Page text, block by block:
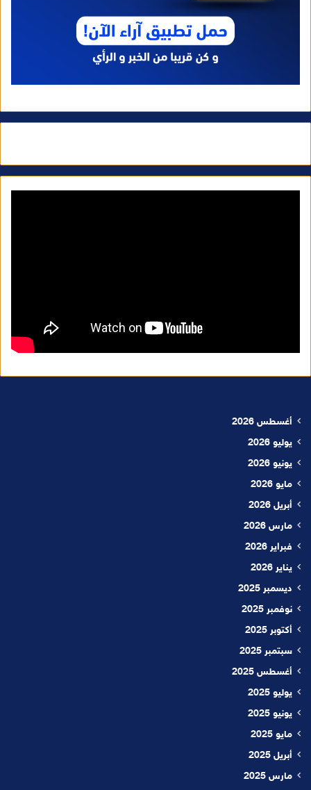
أغسطس 2026
يوليو 2026
يونيو 2026
مايو 2026
أبريل 2026
مارس 2026
فبراير 2026
يناير 2026
ديسمبر 2025
نوفمبر 2025
أكتوبر 2025
سبتمبر 2025
أغسطس 2025
يوليو 2025
يونيو 2025
مايو 2025
أبريل 2025
مارس 2025